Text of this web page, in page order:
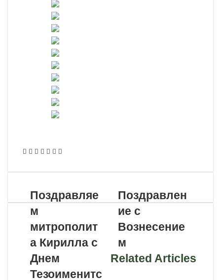
VKontakte
Odnoklassniki
WhatsApp
Telegram
ViberПоделиться
почте
Поздравляе
м
митрополит
а Кирилла с
Днем
Тезоименитс
Поздравлен
ие с
Вознесение
м
Related Articles